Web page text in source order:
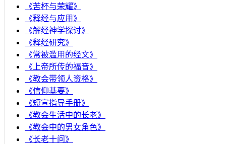
《苦杯与荣耀》
《释经与应用》
《解经神学探讨》
《释经研究》
《常被滥用的经文》
《上帝所传的福音》
《教会带领人资格》
《信仰基要》
《短宣指导手册》
《教会生活中的长老》
《教会中的男女角色》
《长老十问》